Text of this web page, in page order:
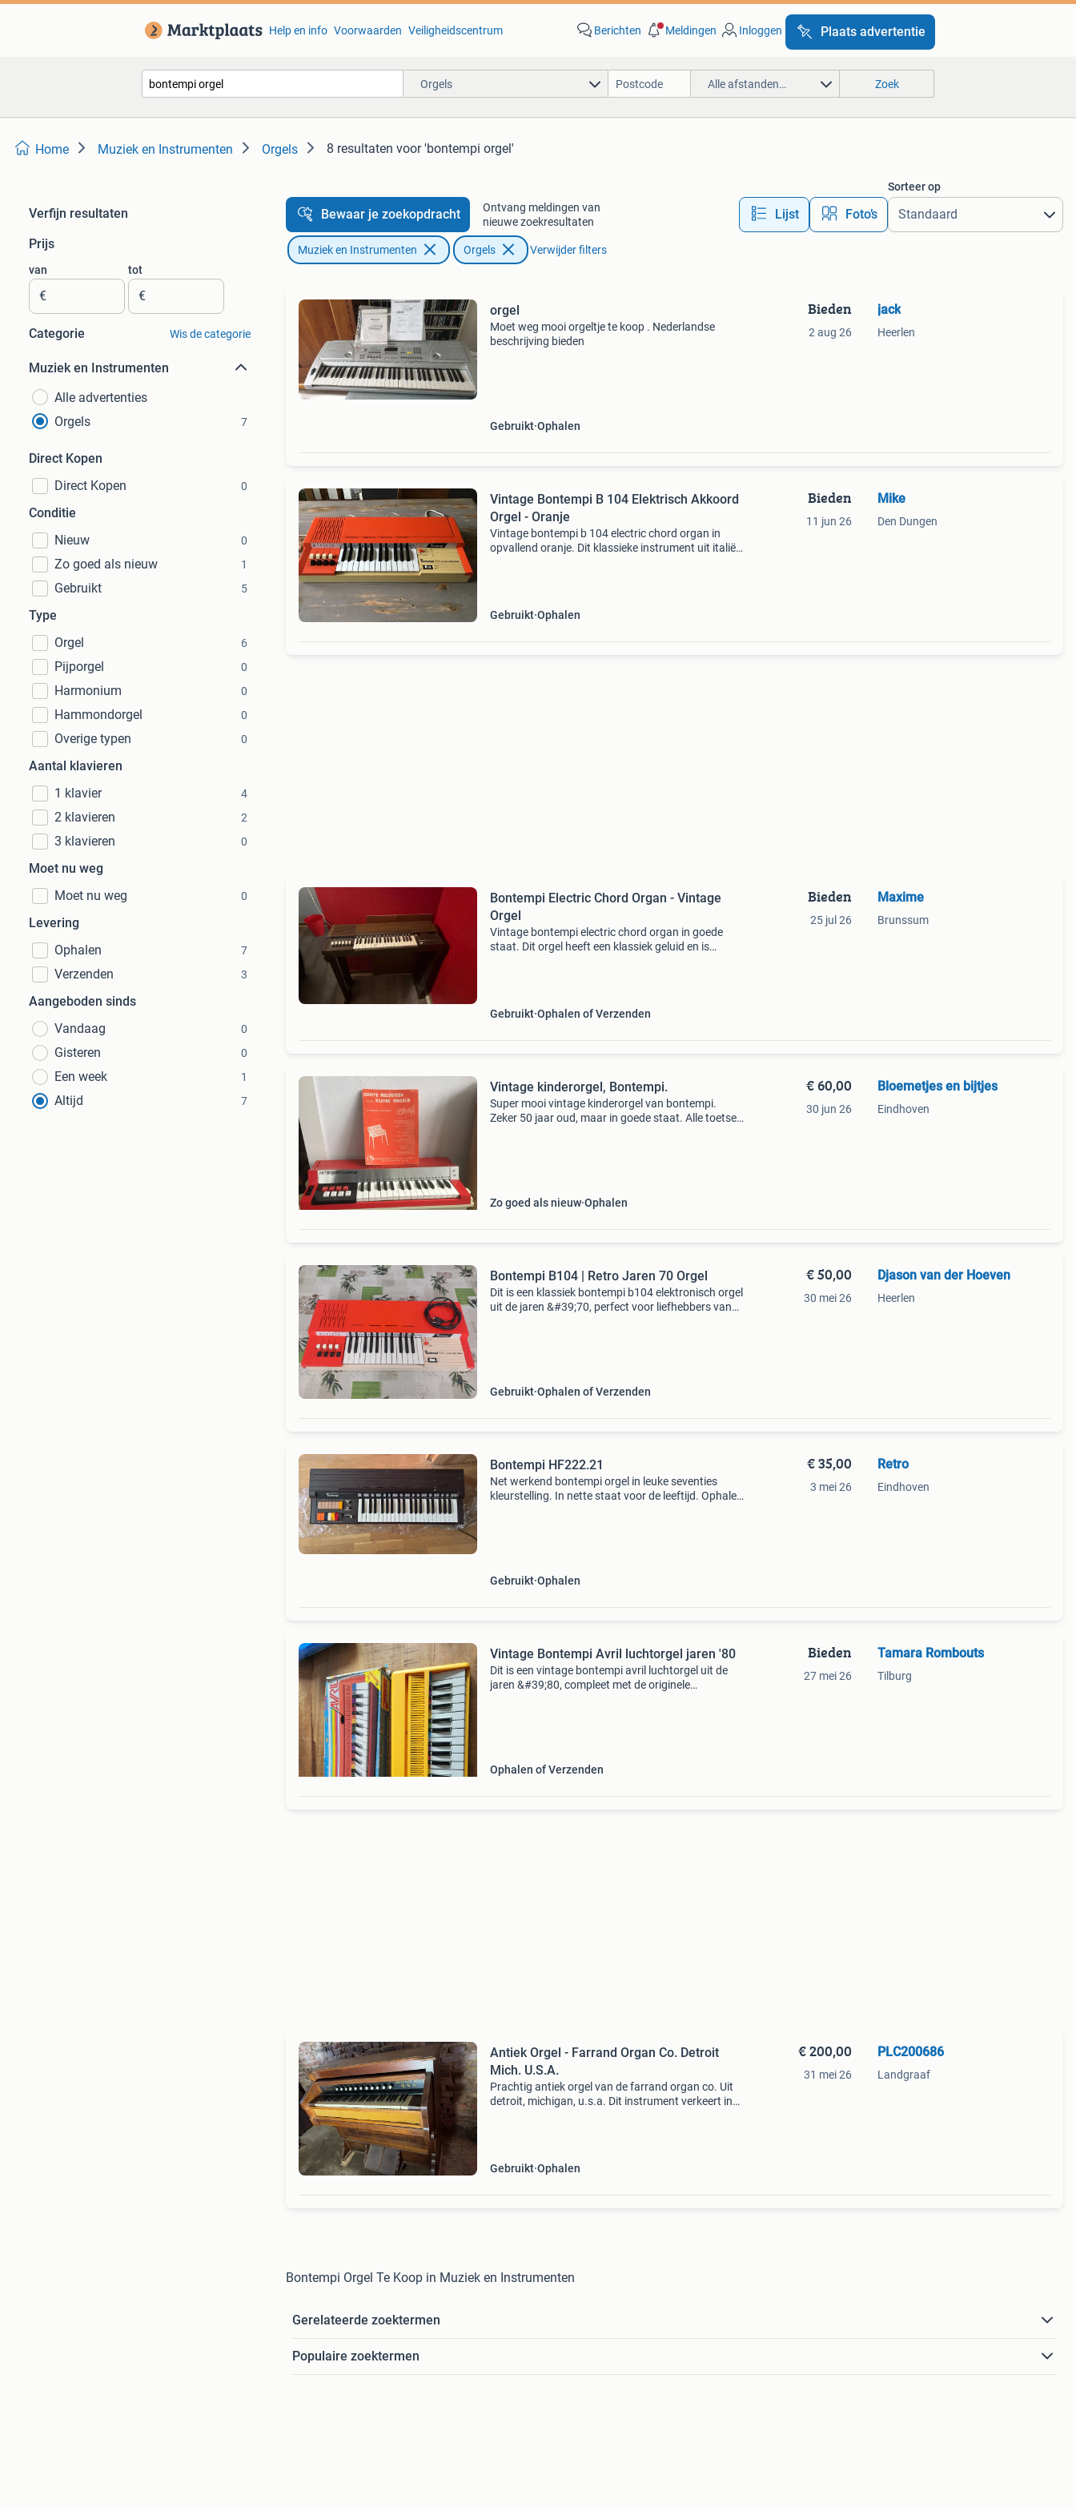
Help en info Voorwaarden Veiligheidscentrum Berichten Meldingen Inloggen Plaats advertentie
Orgels Alle afstanden… Zoek
Home Muziek en Instrumenten Orgels 8 resultaten voor 'bontempi orgel'
Verfijn resultaten
Prijs
van
€
tot
€
Categorie Wis de categorie
Muziek en Instrumenten
Alle advertenties
Orgels
7
Direct Kopen
Direct Kopen
0
Conditie
Nieuw
0
Zo goed als nieuw 1
Gebruikt 5
Type
Orgel
6
Pijporgel 0
Harmonium 0
Hammondorgel 0
Overige typen 0
Aantal klavieren
1 klavier
4
2 klavieren 2
3 klavieren 0
Moet nu weg
Moet nu weg
0
Levering
Ophalen
7
Verzenden 3
Aangeboden sinds
Vandaag
0
Gisteren 0
Een week 1
Altijd 7
Bewaar je zoekopdracht
Ontvang meldingen van
nieuwe zoekresultaten
Lijst Foto’s
Sorteer op
Muziek en Instrumenten Orgels Verwijder filters
orgel
Moet weg mooi orgeltje te koop . Nederlandse
beschrijving bieden
Gebruikt Ophalen
Bieden
2 aug 26
jack
Heerlen
Vintage Bontempi B 104 Elektrisch Akkoord
Orgel - Oranje
Vintage bontempi b 104 electric chord organ in
opvallend oranje. Dit klassieke instrument uit italië
Gebruikt Ophalen
Bieden
11 jun 26
Mike
Den Dungen
Bontempi Electric Chord Organ - Vintage
Orgel
Vintage bontempi electric chord organ in goede
staat. Dit orgel heeft een klassiek geluid en is
Gebruikt Ophalen of Verzenden
Bieden
25 jul 26
Maxime
Brunssum
Vintage kinderorgel, Bontempi.
Super mooi vintage kinderorgel van bontempi.
Zeker 50 jaar oud, maar in goede staat. Alle toetsen
Zo goed als nieuw Ophalen
€ 60,00
30 jun 26
Bloemetjes en bijtjes
Eindhoven
Bontempi B104 | Retro Jaren 70 Orgel
Dit is een klassiek bontempi b104 elektronisch orgel
uit de jaren &#39;70, perfect voor liefhebbers van
Gebruikt Ophalen of Verzenden
€ 50,00
30 mei 26
Djason van der Hoeven
Heerlen
Bontempi HF222.21
Net werkend bontempi orgel in leuke seventies
kleurstelling. In nette staat voor de leeftijd. Ophalen
Gebruikt Ophalen
€ 35,00
3 mei 26
Retro
Eindhoven
Vintage Bontempi Avril luchtorgel jaren '80
Dit is een vintage bontempi avril luchtorgel uit de
jaren &#39;80, compleet met de originele
Ophalen of Verzenden
Bieden
27 mei 26
Tamara Rombouts
Tilburg
Antiek Orgel - Farrand Organ Co. Detroit
Mich. U.S.A.
Prachtig antiek orgel van de farrand organ co. Uit
detroit, michigan, u.s.a. Dit instrument verkeert in
Gebruikt Ophalen
€ 200,00
31 mei 26
PLC200686
Landgraaf
Bontempi Orgel Te Koop in Muziek en Instrumenten
Gerelateerde zoektermen
Populaire zoektermen